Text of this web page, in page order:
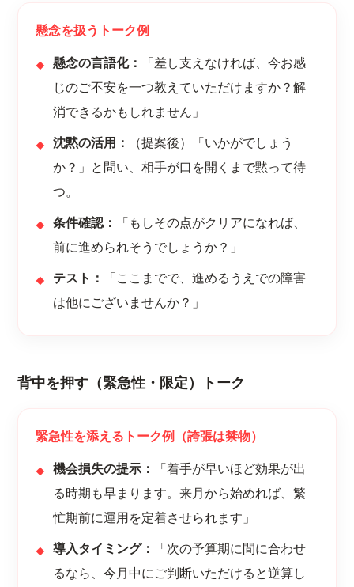
懸念を扱うトーク例
懸念の言語化：
「差し支えなければ、今お感
じのご不安を一つ教えていただけますか？解
消できるかもしれません」
沈黙の活用：
（提案後）「いかがでしょう
か？」と問い、相手が口を開くまで黙って待
つ。
条件確認：
「もしその点がクリアになれば、
前に進められそうでしょうか？」
テスト：
「ここまでで、進めるうえでの障害
は他にございませんか？」
背中を押す（緊急性・限定）トーク
緊急性を添えるトーク例（誇張は禁物）
機会損失の提示：
「着手が早いほど効果が出
る時期も早まります。来月から始めれば、繁
忙期前に運用を定着させられます」
導入タイミング：
「次の予算期に間に合わせ
るなら、今月中にご判断いただけると逆算し